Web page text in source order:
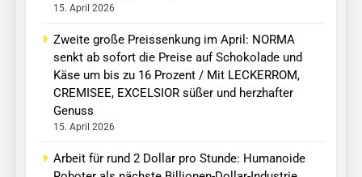
15. April 2026
Zweite große Preissenkung im April: NORMA
senkt ab sofort die Preise auf Schokolade und
Käse um bis zu 16 Prozent / Mit LECKERROM,
CREMISEE, EXCELSIOR süßer und herzhafter
Genuss
15. April 2026
Arbeit für rund 2 Dollar pro Stunde: Humanoide